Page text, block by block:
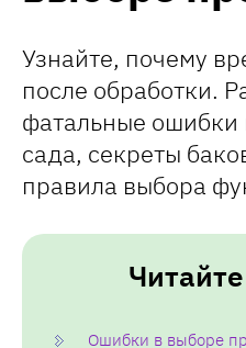
Узнайте, почему
после обработки.
фатальные
сада, секреты
правила выбора
Ошибки в выборе